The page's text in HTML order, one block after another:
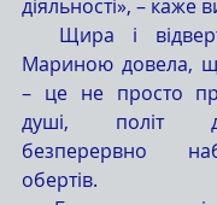
діяльності», – каже
Мариною довела,
– це не просто
душі, політ
безперервно
обертів.